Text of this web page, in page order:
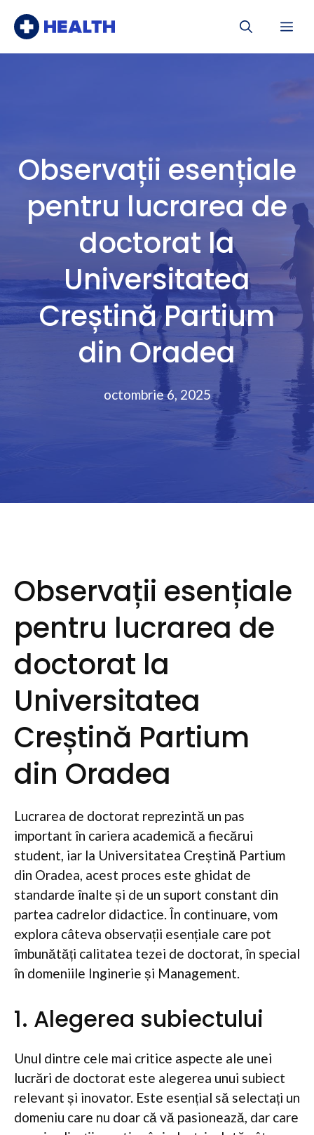
Observații esențiale
pentru lucrarea de
doctorat la
Universitatea
Creștină Partium
din Oradea
octombrie 6, 2025
Observații esențiale
pentru lucrarea de
doctorat la
Universitatea
Creștină Partium
din Oradea
Lucrarea de doctorat reprezintă un pas
important în cariera academică a fiecărui
student, iar la Universitatea Creștină Partium
din Oradea, acest proces este ghidat de
standarde înalte și de un suport constant din
partea cadrelor didactice. În continuare, vom
explora câteva observații esențiale care pot
îmbunătăți calitatea tezei de doctorat, în special
în domeniile Inginerie și Management.
1. Alegerea subiectului
Unul dintre cele mai critice aspecte ale unei
lucrări de doctorat este alegerea unui subiect
relevant și inovator. Este esențial să selectați un
domeniu care nu doar că vă pasionează, dar care